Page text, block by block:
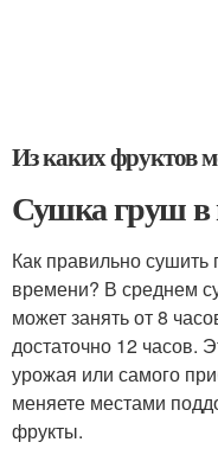
Из каких фруктов
Сушка груш в
Как правильно сушить
времени? В среднем
может занять от 8
достаточно 12 часов.
урожая или самого
меняете местами
фрукты.